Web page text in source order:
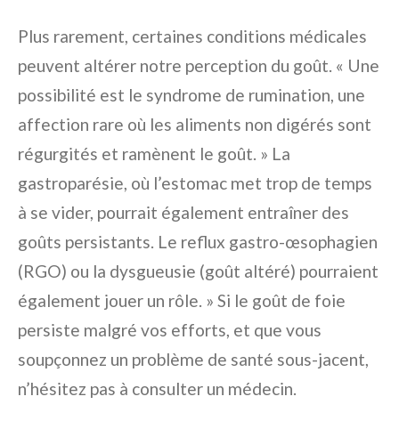
Plus rarement, certaines conditions médicales
peuvent altérer notre perception du goût. « Une
possibilité est le syndrome de rumination, une
affection rare où les aliments non digérés sont
régurgités et ramènent le goût. » La
gastroparésie, où l’estomac met trop de temps
à se vider, pourrait également entraîner des
goûts persistants. Le reflux gastro-œsophagien
(RGO) ou la dysgueusie (goût altéré) pourraient
également jouer un rôle. » Si le goût de foie
persiste malgré vos efforts, et que vous
soupçonnez un problème de santé sous-jacent,
n’hésitez pas à consulter un médecin.